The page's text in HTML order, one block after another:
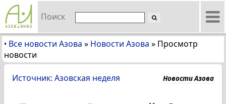
Поиск
• Все новости Азова » Новости Азова » Просмотр
новости
Источник: Азовская неделя Новости Азова